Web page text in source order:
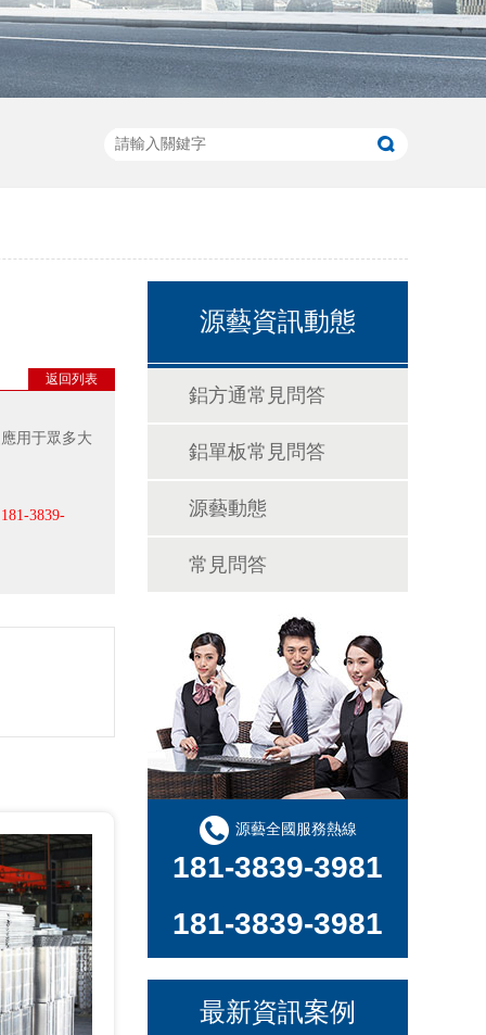
返回列表
用于眾多大
181-3839-
源藝資訊動態
鋁方通常見問答
鋁單板常見問答
源藝動態
常見問答
源藝全國服務熱線
181-3839-3981
181-3839-3981
最新資訊案例